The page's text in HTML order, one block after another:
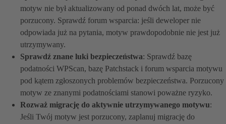
motyw nie był aktualizowany od ponad dwóch lat, może być
porzucony. Sprawdź forum wsparcia: jeśli deweloper nie
odpowiada już na pytania, motyw prawdopodobnie nie jest już
utrzymywany.
Sprawdź znane luki bezpieczeństwa: Sprawdź bazę
podatności WPScan, bazę Patchstack i forum wsparcia motywu
pod kątem zgłoszonych problemów bezpieczeństwa. Porzucony
motyw ze znanymi podatnościami stanowi poważne ryzyko.
Rozważ migrację do aktywnie utrzymywanego motywu:
Jeśli Twój motyw jest porzucony, zaplanuj migrację do